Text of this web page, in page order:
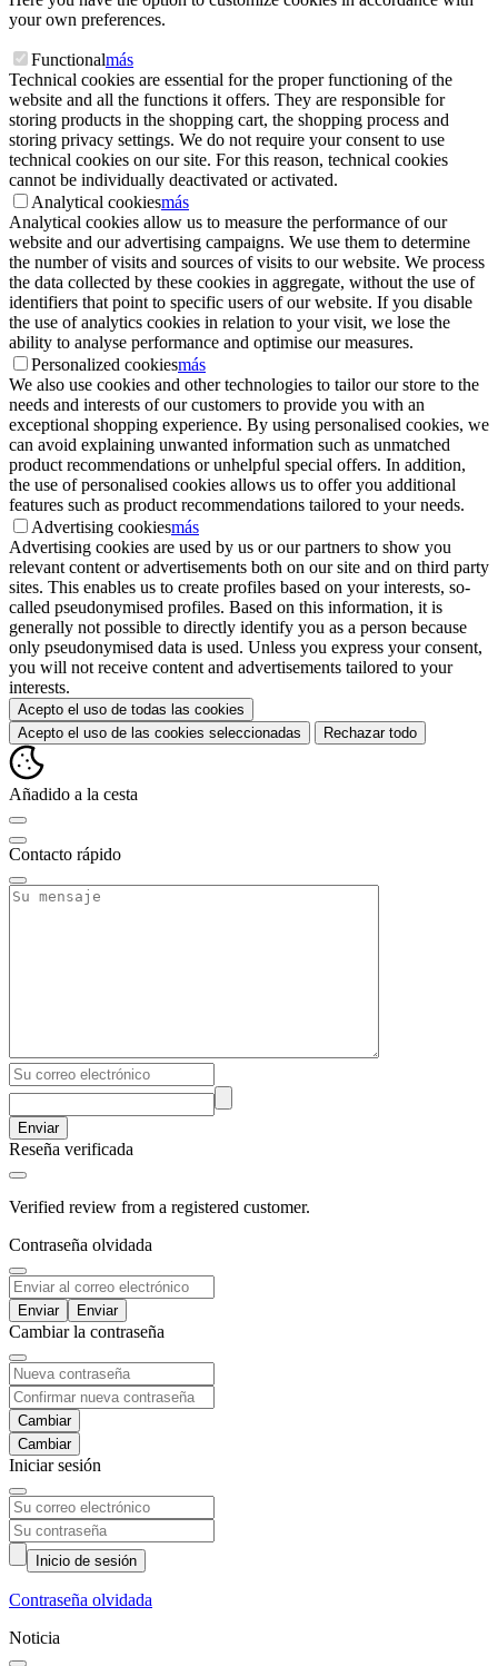
your own preferences.
Functionalmás
Technical cookies are essential for the proper functioning of the
website and all the functions it offers. They are responsible for
storing products in the shopping cart, the shopping process and
storing privacy settings. We do not require your consent to use
technical cookies on our site. For this reason, technical cookies
cannot be individually deactivated or activated.
Analytical cookiesmás
Analytical cookies allow us to measure the performance of our
website and our advertising campaigns. We use them to determine
the number of visits and sources of visits to our website. We process
the data collected by these cookies in aggregate, without the use of
identifiers that point to specific users of our website. If you disable
the use of analytics cookies in relation to your visit, we lose the
ability to analyse performance and optimise our measures.
Personalized cookiesmás
We also use cookies and other technologies to tailor our store to the
needs and interests of our customers to provide you with an
exceptional shopping experience. By using personalised cookies, we
can avoid explaining unwanted information such as unmatched
product recommendations or unhelpful special offers. In addition,
the use of personalised cookies allows us to offer you additional
features such as product recommendations tailored to your needs.
Advertising cookiesmás
Advertising cookies are used by us or our partners to show you
relevant content or advertisements both on our site and on third party
sites. This enables us to create profiles based on your interests, so-
called pseudonymised profiles. Based on this information, it is
generally not possible to directly identify you as a person because
only pseudonymised data is used. Unless you express your consent,
you will not receive content and advertisements tailored to your
interests.
Acepto el uso de todas las cookies
Acepto el uso de las cookies seleccionadas
Rechazar todo
Añadido a la cesta
Contacto rápido
Enviar
Reseña verificada
Verified review from a registered customer.
Contraseña olvidada
Enviar
Cambiar la contraseña
Cambiar
Iniciar sesión
Inicio de sesión
Contraseña olvidada
Noticia